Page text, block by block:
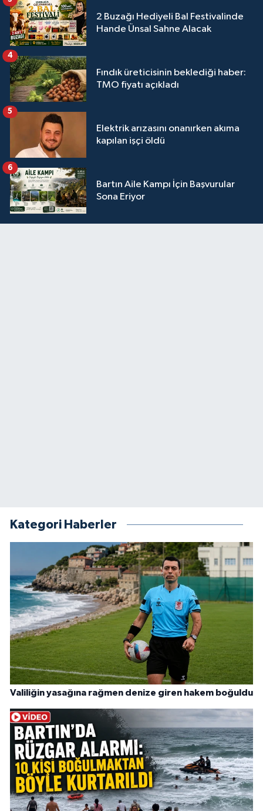
2 Buzağı Hediyeli Bal Festivalinde
Hande Ünsal Sahne Alacak
Fındık üreticisinin beklediği haber:
TMO fiyatı açıkladı
4
Elektrik arızasını onanırken akıma
kapılan işçi öldü
5
Bartın Aile Kampı İçin Başvurular
Sona Eriyor
6
Kategori Haberler
Valiliğin yasağına rağmen denize giren hakem boğuldu